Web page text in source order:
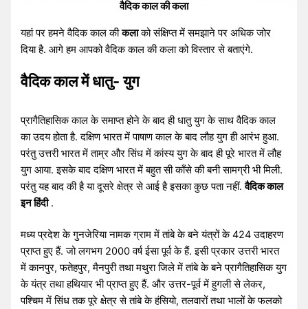
वैदिक काल की कला
यहां पर हमने वैदिक काल कीकलाको संक्षिप्त में समझाने पर अधिक जोर
दिया है. आगे हम आपको वैदिक काल की कला को विस्तार से बताएंगे.
वैदिक काल में धातु- युग
प्रागैतिहासिक काल के समाप्त होने के बाद ही धातु युग के साथ वैदिक काल
का उदय होता है. दक्षिण भारत में पाषाण काल के बाद लौह युग ही आरंभ हुआ.
परंतु उत्तरी भारत में ताम्र और सिंध में कांस्य युग के बाद ही पूरे भारत में लौह
युग आया. इसके बाद दक्षिण भारत में बहुत सी काँसे की बनी सामग्री भी मिली.
परंतु यह बाद की है या दूसरे क्षेत्र से आई है इसका कुछ पता नहीं.वैदिक काल
इन हिंदी.
मध्य प्रदेश के गुनजेरिया नामक ग्राम में तांबे के बने यंत्रों के 424 उदाहरण
प्राप्त हुए हैं. जो लगभग 2000 वर्ष ईसा पूर्व के हैं. इसी प्रकार उत्तरी भारत
में कानपुर, फतेहपुर, मैनपुरी तथा मथुरा जिले में तांबे के बने प्रागैतिहासिक युग
के यंत्र तथा हथियार भी प्राप्त हुए हैं. और उत्तर-पूर्व में हुगली से लेकर,
पश्चिम में सिंध तक पूरे क्षेत्र से तांबे के हंसियो, तलवारों तथा भालों के फलको